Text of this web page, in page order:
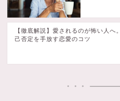
【徹底解説】愛されるのが怖い人へ
己否定を手放す恋愛のコツ